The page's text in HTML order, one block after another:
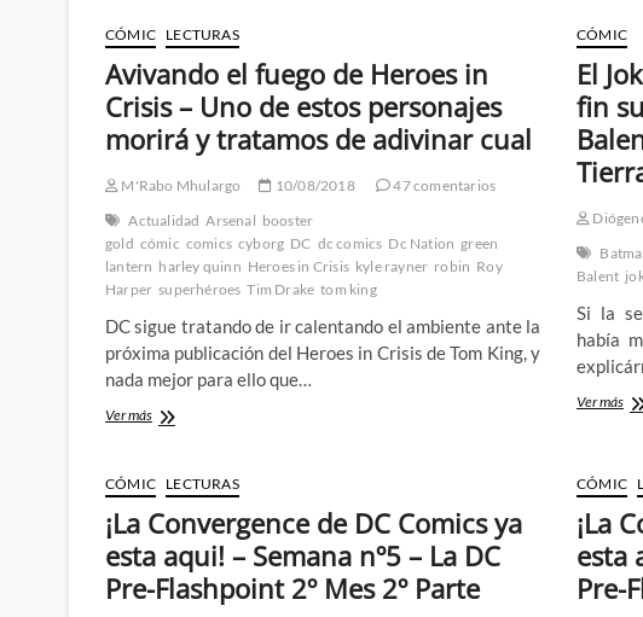
sitio
está
en
la
animación
–
Una
toma
que
ha
frío
CÓMIC LECTURAS
Avivando el fuego de Heroes in
Crisis – Uno de estos personajes
morirá y tratamos de adivinar cual
M'Rabo Mhulargo 10/08/2018
47 comentarios
Actualidad Arsenal booster
gold cómic comics cyborg DC dc comics Dc Nation green
lantern harley quinn Heroes in Crisis kyle rayner robin Roy
Harper superhéroes Tim Drake tom king
DC sigue tratando de ir calentando el ambiente ante la
próxima publicación del Heroes in Crisis de Tom King, y
nada mejor para ello que…
Ver másAvivando
de
Heroes
in
–
Uno
CÓMIC
El
fin
Balent
Si la
había
Ver másEl
por
fin
su
CÓMIC LECTURAS
¡La Convergence de DC Comics ya
esta aqui! – Semana nº5 – La DC
Pre-Flashpoint 2º Mes 2º Parte
CÓMIC
¡La
esta
Pre-